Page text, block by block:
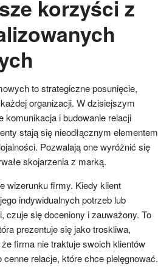
korzyści z
to strategiczne posunięcie,
organizacji. W dzisiejszym
i budowanie relacji
stają się nieodłącznym elementem
Pozwalają one wyróżnić się
skojarzenia z marką.
wizerunku firmy. Kiedy klient
indywidualnych potrzeb lub
czuje się doceniony i zauważony. To
prezentuje się jako troskliwa,
firma nie traktuje swoich klientów
relacje, które chce pielęgnować.